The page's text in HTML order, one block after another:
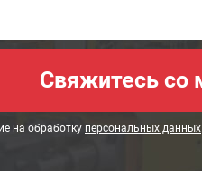
на обработку персональных данных